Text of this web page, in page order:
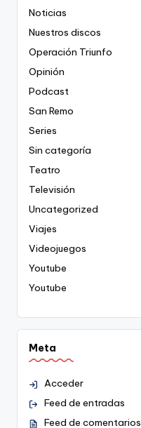
Noticias
Nuestros discos
Operación Triunfo
Opinión
Podcast
San Remo
Series
Sin categoría
Teatro
Televisión
Uncategorized
Viajes
Videojuegos
Youtube
Youtube
Meta
Acceder
Feed de entradas
Feed de comentarios